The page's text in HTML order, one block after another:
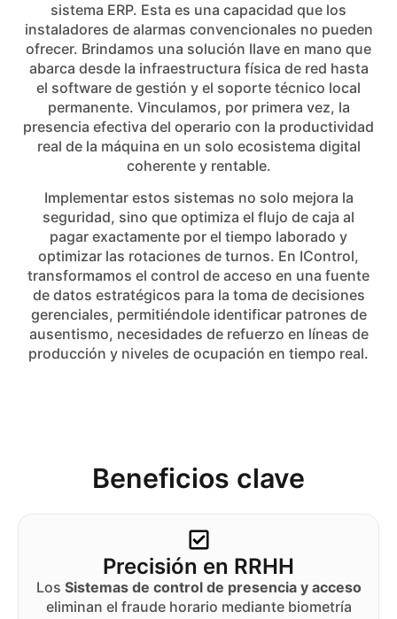
sistema ERP. Esta es una capacidad que los
instaladores de alarmas convencionales no pueden
ofrecer. Brindamos una solución llave en mano que
abarca desde la infraestructura física de red hasta
el software de gestión y el soporte técnico local
permanente. Vinculamos, por primera vez, la
presencia efectiva del operario con la productividad
real de la máquina en un solo ecosistema digital
coherente y rentable.
Implementar estos sistemas no solo mejora la
seguridad, sino que optimiza el flujo de caja al
pagar exactamente por el tiempo laborado y
optimizar las rotaciones de turnos. En IControl,
transformamos el control de acceso en una fuente
de datos estratégicos para la toma de decisiones
gerenciales, permitiéndole identificar patrones de
ausentismo, necesidades de refuerzo en líneas de
producción y niveles de ocupación en tiempo real.
Beneficios clave
Precisión en RRHH
Los Sistemas de control de presencia y acceso
eliminan el fraude horario mediante biometría